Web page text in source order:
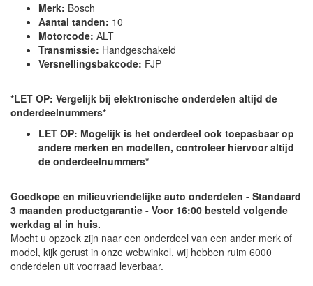
Merk: Bosch
Aantal tanden: 10
Motorcode: ALT
Transmissie: Handgeschakeld
Versnellingsbakcode: FJP
*LET OP: Vergelijk bij elektronische onderdelen altijd de
onderdeelnummers*
LET OP: Mogelijk is het onderdeel ook toepasbaar op
andere merken en modellen, controleer hiervoor altijd
de onderdeelnummers*
Goedkope en milieuvriendelijke auto onderdelen - Standaard
3 maanden productgarantie - Voor 16:00 besteld volgende
werkdag al in huis.
Mocht u opzoek zijn naar een onderdeel van een ander merk of
model, kijk gerust in onze webwinkel, wij hebben ruim 6000
onderdelen uit voorraad leverbaar.